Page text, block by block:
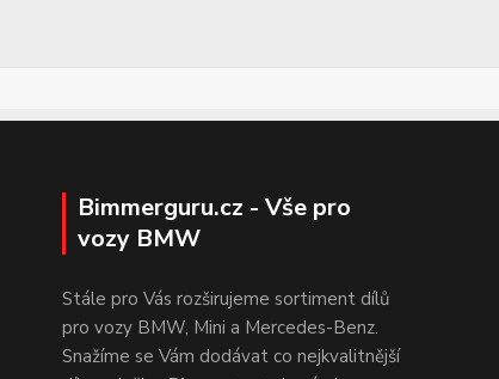
Bimmerguru.cz - Vše pro
vozy BMW
Stále pro Vás rozširujeme sortiment dílů
pro vozy BMW, Mini a Mercedes-Benz.
Snažíme se Vám dodávat co nejkvalitnější